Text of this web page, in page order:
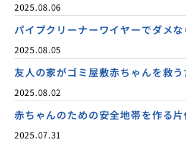
2025.08.06
パイプクリーナーワイヤーでダメ
2025.08.05
友人の家がゴミ屋敷赤ちゃんを救
2025.08.02
赤ちゃんのための安全地帯を作る
2025.07.31